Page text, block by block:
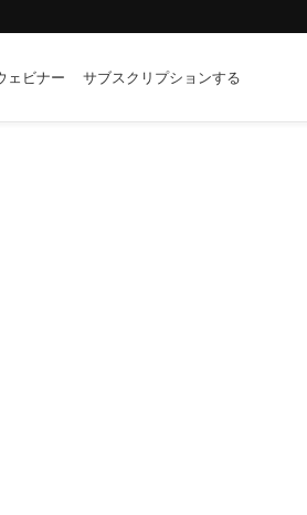
ジネスデザイン～ウェビナー
ェビナー サブスクリプションする